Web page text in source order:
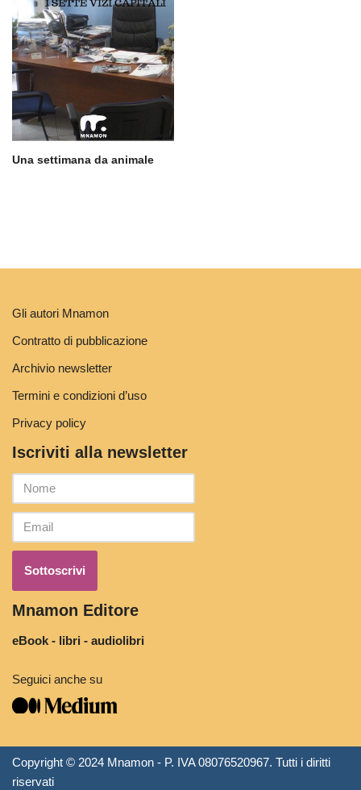
Una settimana da animale
Gli autori Mnamon
Contratto di pubblicazione
Archivio newsletter
Termini e condizioni d’uso
Privacy policy
Iscriviti alla newsletter
Mnamon Editore
eBook - libri - audiolibri
Seguici anche su
Copyright © 2024 Mnamon - P. IVA 08076520967. Tutti i diritti
riservati